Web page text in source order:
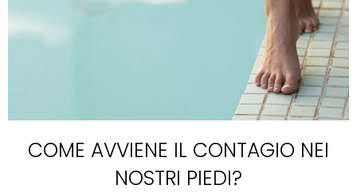
COME AVVIENE IL CONTAGIO NEI
NOSTRI PIEDI?